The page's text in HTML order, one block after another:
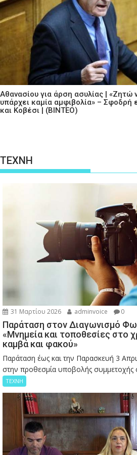
Αθανασίου για άρση ασυλίας | «Ζητώ
υπάρχει καμία αμφιβολία» – Σφοδρή
και Κοβέσι | (ΒΙΝΤΕΟ)
ΤΕΧΝΗ
31 Μαρτίου 2026 adminvoice 0
Παράταση στον Διαγωνισμό
«Μνημεία και τοποθεσίες στο
καμβά και φακού»
Παράταση έως και την Παρασκευή 3
στην προθεσμία υποβολής συμμετοχής
ΤΕΧΝΗ